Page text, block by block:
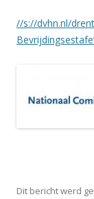
//s://dvhn.nl/
Dit bericht werd